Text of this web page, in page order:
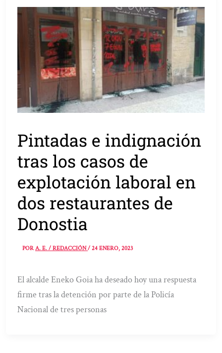
Pintadas e indignación
tras los casos de
explotación laboral en
dos restaurantes de
Donostia
PORA. E. / REDACCIÓN/24 ENERO, 2023
El alcalde Eneko Goia ha deseado hoy una respuesta
firme tras la detención por parte de la Policía
Nacional de tres personas